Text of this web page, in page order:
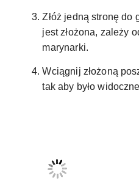
Złóż jedną stronę do
jest złożona, zależy
marynarki.
Wciągnij złożoną
tak aby było